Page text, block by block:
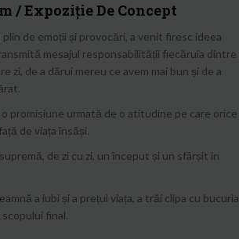
/ Expoziție De Concept
de emoții și provocări, a venit firesc ideea
mesajul responsabilității fiecăruia dintre
zi, de a dărui mereu ce avem mai bun și de a
o promisiune urmată de o atitudine pe care orice
de viața însăși.
de zi cu zi, un început și un sfârșit în
a iubi și a prețui viața, a trăi clipa cu bucuria
final.